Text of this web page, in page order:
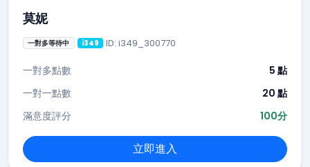
莫妮
一對多等待中 i349 ID: i349_300770
一對多點數
5 點
一對一點數
20 點
滿意度評分
100分
立即進入